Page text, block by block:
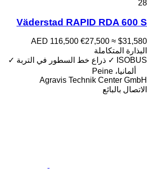
28
Väderstad RAPID RDA 600 S
AED 116,500 €27,500 ≈ $31,580
البذارة المتكاملة
ISOBUS
✓ ذراع خط السطور في التربة ✓
ألمانيا، Peine
Agravis Technik Center GmbH
الاتصال بالبائع